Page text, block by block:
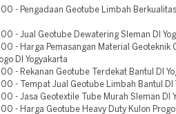
- Pengadaan Geotube Limbah
- Jual Geotube Dewatering Sleman DI
- Harga Pemasangan Material Geoteknik
DI Yogyakarta
- Rekanan Geotube Terdekat Bantul DI
- Tempat Jual Geotube Limbah Bantul DI
- Jasa Geotextile Tube Murah Sleman DI
- Harga Geotube Heavy Duty Kulon Progo